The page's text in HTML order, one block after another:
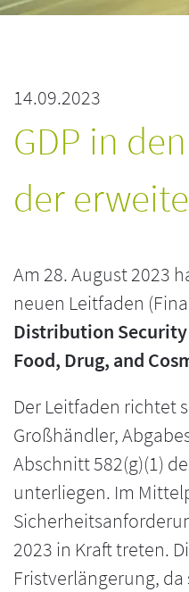
14.09.2023
GDP in
der
Am 28. August 2023
neuen Leitfaden
Distribution Security
Food, Drug, and
Der Leitfaden richtet
Großhändler,
Abschnitt 582(g)(1)
unterliegen. Im
2023 in Kraft treten.
Fristverlängerung,